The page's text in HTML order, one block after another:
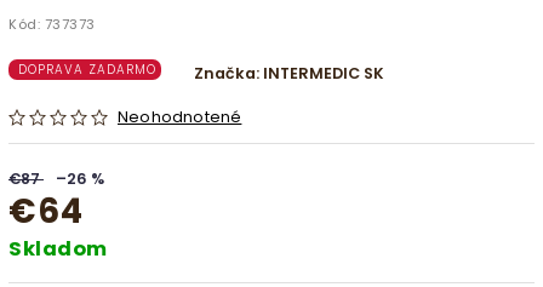
Kód: 737373
DOPRAVA ZADARMO
Neohodnotené
Značka: INTERMEDIC SK
€87 –26 %
€64
Skladom